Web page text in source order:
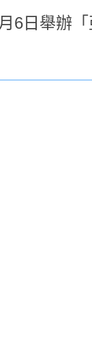
6日舉辦